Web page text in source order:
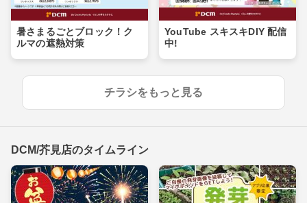
暑さまるごとブロック！ク
ルマの遮熱対策
YouTube スキスキDIY 配信
中!
チラシをもっと見る
DCM/芥見店のタイムライン